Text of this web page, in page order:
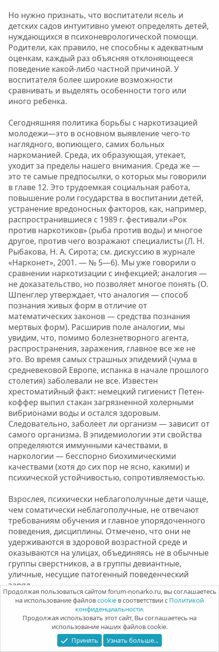
Но нужно признать, что воспитатели ясель и
детских садов интуитивно умеют определять детей,
нуждающихся в психоневрологической помощи.
Родители, как правило, не способны к адекватным
оценкам, каждый раз объясняя отклоняющееся
поведение какой-либо частной причиной. У
воспитателя более широкие возможности
сравнивать и выделять особенности того или
иного ребенка.
Сегодняшняя политика борьбы с наркотизацией
молодежи—это в основном выявление чего-то
наглядного, вопиющего, самих больных
наркоманией. Среда, их образующая, утекает,
уходит за пределы нашего внимания. Среда же —
это те самые предпосылки, о которых мы говорили
в главе 12. Это трудоемкая социальная работа,
повышение роли государства в воспитании детей,
устранение вредоносных факторов, как, например,
распространившиеся с 1989 г. фестивали «Рок
против наркотиков» (рыба против воды) и многое
другое, против чего возражают специалисты (Л. Н.
Рыбакова, Н. А. Сирота; см. дискуссию в журнале
«Нарконет», 2001. — № 5—6). Мы уже говорили о
сравнении наркотизации с инфекцией; аналогия —
не доказательство, но позволяет многое понять (О.
Шпенглер утверждает, что аналогия — способ
познания живых форм в отличие от
математических законов — средства познания
мертвых форм). Расширив поле аналогии, мы
увидим, что, помимо болезнетворного агента,
распространения, заражения, главное все же не
это. Во время самых страшных эпидемий (чума в
средневековой Европе, испанка в начале прошлого
столетия) заболевали не все. Известен
хрестоматийный факт: немецкий гигиенист Петен-
коффер выпил стакан загрязненной холерными
вибрионами воды и остался здоровым.
Следовательно, заболеет ли организм — зависит от
самого организма. В эпидемиологии эти свойства
определяются иммунными качествами, в
наркологии — бесспорно биохимическими
качествами (хотя до сих пор не ясно, какими) и
психической устойчивостью, сопротивляемостью.
Взрослея, психически неблагополучные дети чаще,
чем соматически неблагополучные, не отвечают
требованиям обучения и главное упорядоченного
поведения, дисциплины. Отмечено, что они не
удерживаются в здоровой возрастной среде и
оказываются на улицах, объединяясь не в обычные
группы сверстников, а в группы девиантные,
уличные, несущие патогенный поведенческий
заряд.
Работа с такими группами подростков очень
сложна и требует большого терпения. Эти
сообщества малодоступны для социального
вмешательства, закрыты и не только
обособляются, противопоставляя себя остальному
Продолжая пользоваться сайтом forum-nonarko.ru, вы соглашаетесь
на использование файловcookie в соответствии с Политикой
конфиденциальности.
Продолжая использовать этот сайт, Вы соглашаетесь на
использование наших файлов cookie.
Принять
Узнать больше...